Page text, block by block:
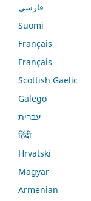
فارسی
Suomi
Français
Français
Scottish Gaelic
Galego
עברית
हिंदी
Hrvatski
Magyar
Armenian